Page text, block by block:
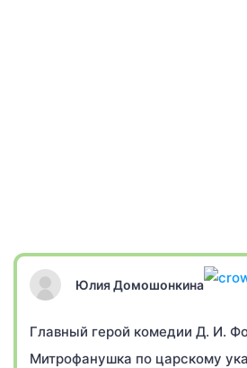
Юлия Домошонкина
Главный герой комедии Д. И.
Митрофанушка по царскому